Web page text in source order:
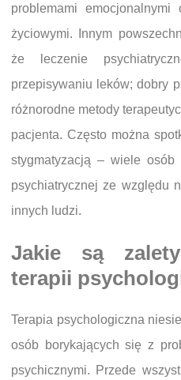
problemami emocjonalnymi
życiowymi. Innym
że leczenie
przepisywaniu leków; dobry
różnorodne metody
pacjenta. Często można
stygmatyzacją – wiele
psychiatrycznej ze względu
innych ludzi.
Jakie są
terapii
Terapia psychologiczna
osób borykających się z
psychicznymi. Przede